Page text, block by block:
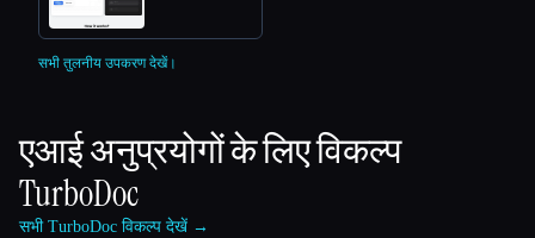
सभी तुलनीय उपकरण देखें।
एआई अनुप्रयोगों के लिए विकल्प
TurboDoc
सभी TurboDoc विकल्प देखें →